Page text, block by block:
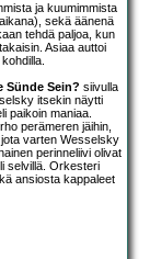
ja kuumimmista
sekä äänenä
tehdä paljoa, kun
Asiaa auttoi
Sünde Sein? siivulla
itsekin näytti
paikoin maniaa.
perämeren jäihin,
varten Wesselsky
perinneliivi olivat
selvillä. Orkesteri
ansiosta kappaleet